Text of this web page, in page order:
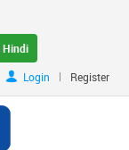
Hindi
Login
| Register